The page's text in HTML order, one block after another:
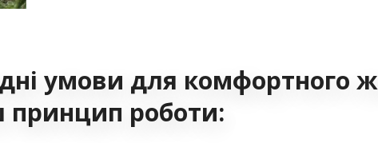
умови для комфортного
принцип роботи: